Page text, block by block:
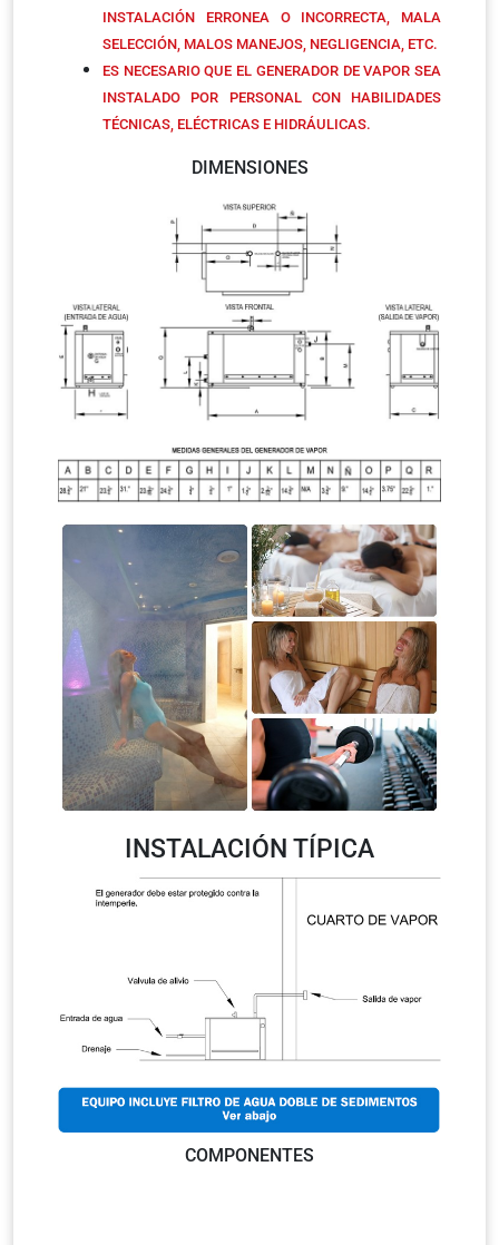
INSTALACIÓN ERRONEA O INCORRECTA, MALA
SELECCIÓN, MALOS MANEJOS, NEGLIGENCIA, ETC.
ES NECESARIO QUE EL GENERADOR DE VAPOR SEA
INSTALADO POR PERSONAL CON HABILIDADES
TÉCNICAS, ELÉCTRICAS E HIDRÁULICAS.
DIMENSIONES
INSTALACIÓN TÍPICA
COMPONENTES